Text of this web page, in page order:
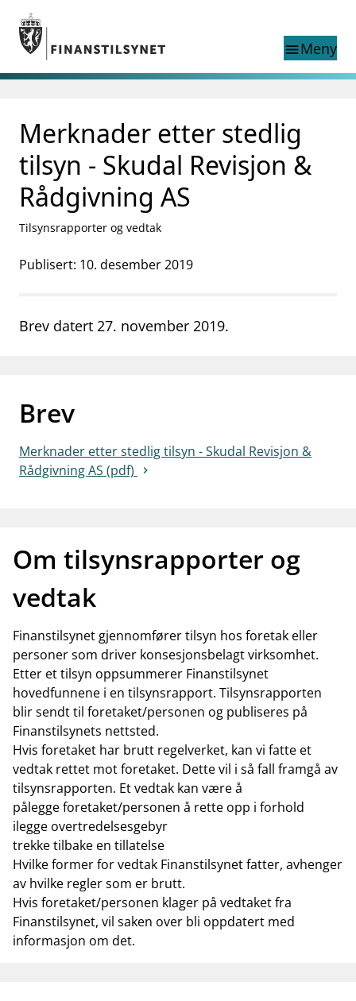
Gå til hovedinnhold
Gå til søkesiden
menuMeny
nettstedet
language
English
exist in English
English home page
Tilsyn
Aktuelt
Finanstilsynets registre
dashboardInformasjon for investorer
notifications_noneAbonner på nyhetsvarsel
Merknader etter stedlig
tilsyn - Skudal Revisjon &
Rådgivning AS
Tilsynsrapporter og vedtak
Publisert: 10. desember 2019
Brev datert 27. november 2019.
Brev
Merknader etter stedlig tilsyn - Skudal Revisjon &
Rådgivning AS (pdf)
Om tilsynsrapporter og
vedtak
Finanstilsynet gjennomfører tilsyn hos foretak eller
personer som driver konsesjonsbelagt virksomhet.
Etter et tilsyn oppsummerer Finanstilsynet
hovedfunnene i en tilsynsrapport. Tilsynsrapporten
blir sendt til foretaket/personen og publiseres på
Finanstilsynets nettsted.
Hvis foretaket har brutt regelverket, kan vi fatte et
vedtak rettet mot foretaket. Dette vil i så fall framgå av
tilsynsrapporten. Et vedtak kan være å
pålegge foretaket/personen å rette opp i forhold
ilegge overtredelsesgebyr
trekke tilbake en tillatelse
Hvilke former for vedtak Finanstilsynet fatter, avhenger
av hvilke regler som er brutt.
Hvis foretaket/personen klager på vedtaket fra
Finanstilsynet, vil saken over bli oppdatert med
informasjon om det.